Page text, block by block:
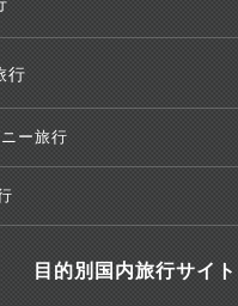
行
ー旅行
目的別国内旅行サイト